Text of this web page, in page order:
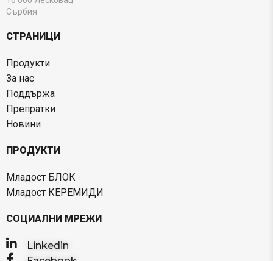
Сърбия
СТРАНИЦИ
Продукти
За нас
Поддържа
Препратки
Новини
ПРОДУКТИ
Младост БЛОК
Младост КЕРЕМИДИ
СОЦИАЛНИ МРЕЖИ
Linkedin